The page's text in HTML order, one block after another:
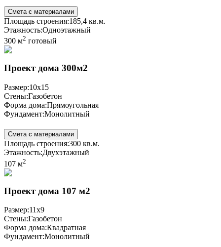
Смета с материалами
Площадь строения:185,4 кв.м.
Этажность:Одноэтажный
300 м2 готовый
Проект дома 300м2
Размер:10x15
Стены:Газобетон
Форма дома:Прямоугольная
Фундамент:Монолитный
Смета с материалами
Площадь строения:300 кв.м.
Этажность:Двухэтажный
107 м2
Проект дома 107 м2
Размер:11x9
Стены:Газобетон
Форма дома:Квадратная
Фундамент:Монолитный